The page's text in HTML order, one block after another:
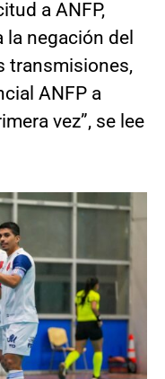
a ANFP,
negación del
transmisiones,
ANFP a
vez”, se lee